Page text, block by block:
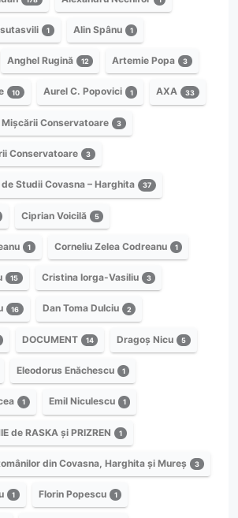
1 Alin Spânu 1
Anghel Rugină 12 Artemie Popa 3
10 Aurel C. Popovici 1 AXA 33
Conservatoare 3
Conservatoare 3
Studii Covasna – Harghita 37
Ciprian Voicilă 5
1 Corneliu Zelea Codreanu 1
15 Cristina Iorga-Vasiliu 3
16 Dan Toma Dulciu 2
DOCUMENT 14 Dragoș Nicu 5
Eleodorus Enăchescu 1
1 Emil Niculescu 1
de RASKA și PRIZREN 1
din Covasna, Harghita și Mureș 3
1 Florin Popescu 1